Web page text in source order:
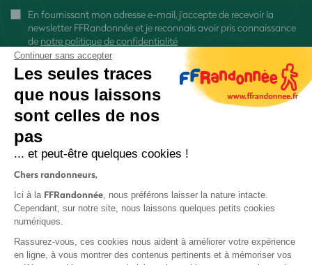
En fournissant mon adresse e-mail, j'accepte de recevoir la
newsletter FFRandonnée et je reconnais avoir pris connaissance
de notre politique de confidentialité
Protection des données
Continuer sans accepter
Les seules traces
que nous laissons
sont celles de nos
pas
... et peut-être quelques cookies !
Chers randonneurs,
Ici à la FFRandonnée, nous préférons laisser la nature intacte.
Cependant, sur notre site, nous laissons quelques petits cookies
numériques.
Rassurez-vous, ces cookies nous aident à améliorer votre expérience
en ligne, à vous montrer des contenus pertinents et à mémoriser vos